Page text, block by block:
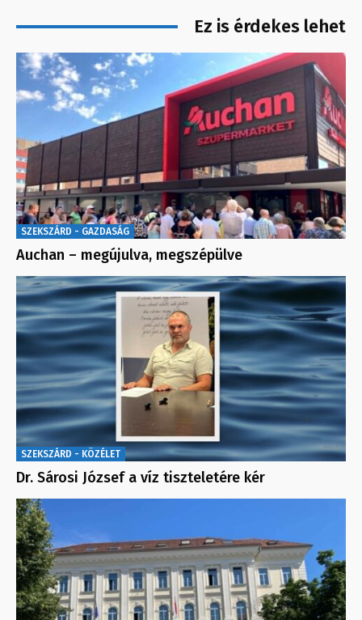
Ez is érdekes lehet
SZEKSZÁRD - GAZDASÁG
Auchan – megújulva, megszépülve
SZEKSZÁRD - KÖZÉLET
Dr. Sárosi József a víz tiszteletére kér